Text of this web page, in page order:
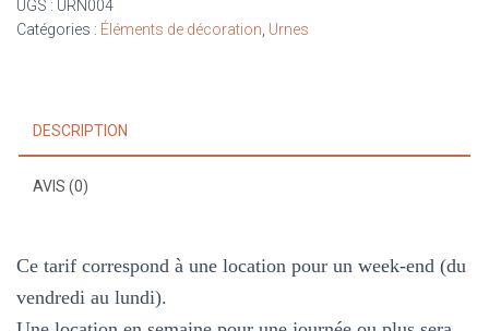
UGS : URN004
Catégories : Éléments de décoration Urnes
DESCRIPTION
AVIS (0)
Ce tarif correspond à une location pour un week-end (du
vendredi au lundi).